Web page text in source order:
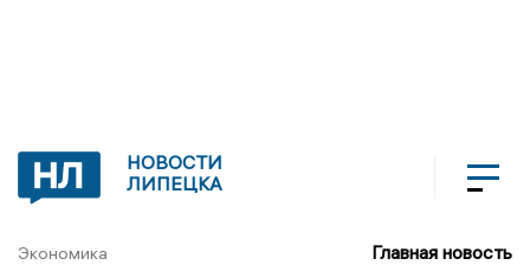
НОВОСТИ
ЛИПЕЦКА
Экономика Главная новость